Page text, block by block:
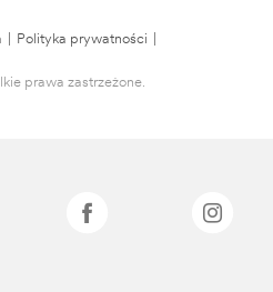
Polityka prywatności
prawa zastrzeżone.